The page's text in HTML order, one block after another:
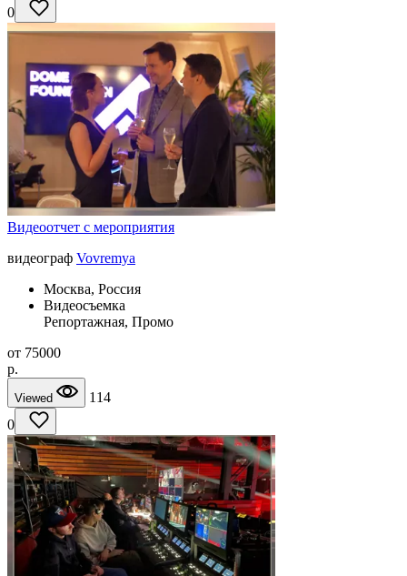
0
Видеоотчет с мероприятия
видеограф Vovremya
Москва, Россия
Видеосъемка
Репортажная, Промо
от 75000
p.
Viewed
114
0